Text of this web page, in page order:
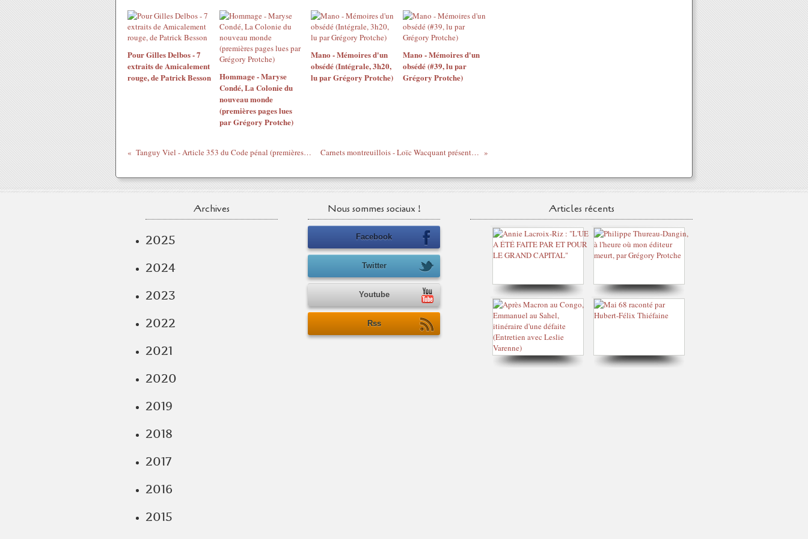
Pour Gilles Delbos - 7
extraits de Amicalement
rouge, de Patrick Besson
Hommage - Maryse
Condé, La Colonie du
nouveau monde
(premières pages lues
par Grégory Protche)
Mano - Mémoires d'un
obsédé (Intégrale, 3h20,
lu par Grégory Protche)
Mano - Mémoires d'un
obsédé (#39, lu par
Grégory Protche)
Tanguy Viel - Article 353 du Code pénal (premières pages, lues par Grégory Protche) Carnets montreuillois - Loïc Wacquant présente Voyage au pays des boxeurs
Archives
2025
2024
2023
2022
2021
2020
2019
2018
2017
2016
2015
Nous sommes sociaux !
Facebook
Twitter
Youtube
Rss
Articles récents